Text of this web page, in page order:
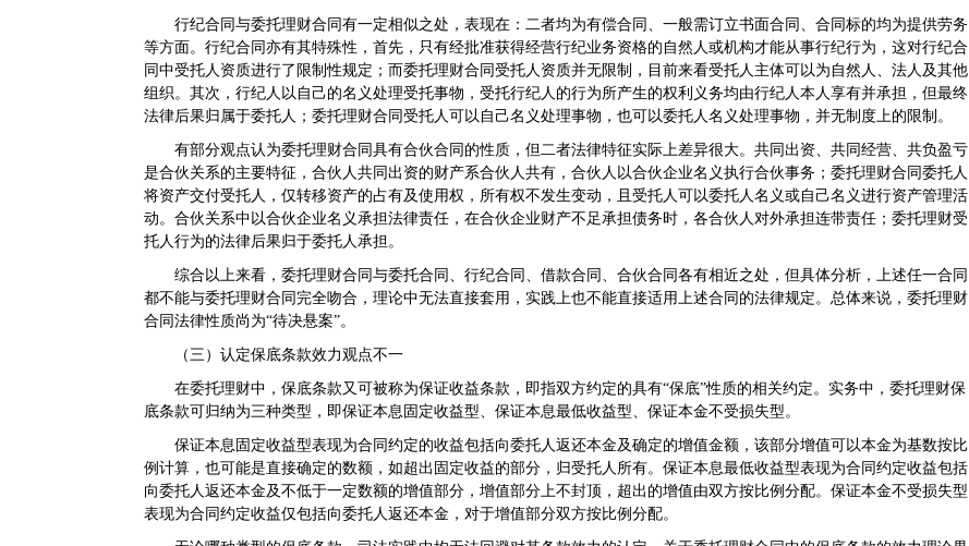
行纪合同与委托理财合同有一定相似之处，表现在：二者均为有偿合同、一般需订立书面合同、合同标的均为提供劳务
等方面。行纪合同亦有其特殊性，首先，只有经批准获得经营行纪业务资格的自然人或机构才能从事行纪行为，这对行纪合
同中受托人资质进行了限制性规定；而委托理财合同受托人资质并无限制，目前来看受托人主体可以为自然人、法人及其他
组织。其次，行纪人以自己的名义处理受托事物，受托行纪人的行为所产生的权利义务均由行纪人本人享有并承担，但最终
法律后果归属于委托人；委托理财合同受托人可以自己名义处理事物，也可以委托人名义处理事物，并无制度上的限制。
有部分观点认为委托理财合同具有合伙合同的性质，但二者法律特征实际上差异很大。共同出资、共同经营、共负盈亏
是合伙关系的主要特征，合伙人共同出资的财产系合伙人共有，合伙人以合伙企业名义执行合伙事务；委托理财合同委托人
将资产交付受托人，仅转移资产的占有及使用权，所有权不发生变动，且受托人可以委托人名义或自己名义进行资产管理活
动。合伙关系中以合伙企业名义承担法律责任，在合伙企业财产不足承担债务时，各合伙人对外承担连带责任；委托理财受
托人行为的法律后果归于委托人承担。
综合以上来看，委托理财合同与委托合同、行纪合同、借款合同、合伙合同各有相近之处，但具体分析，上述任一合同
都不能与委托理财合同完全吻合，理论中无法直接套用，实践上也不能直接适用上述合同的法律规定。总体来说，委托理财
合同法律性质尚为“待决悬案”。
（三）认定保底条款效力观点不一
在委托理财中，保底条款又可被称为保证收益条款，即指双方约定的具有“保底”性质的相关约定。实务中，委托理财保
底条款可归纳为三种类型，即保证本息固定收益型、保证本息最低收益型、保证本金不受损失型。
保证本息固定收益型表现为合同约定的收益包括向委托人返还本金及确定的增值金额，该部分增值可以本金为基数按比
例计算，也可能是直接确定的数额，如超出固定收益的部分，归受托人所有。保证本息最低收益型表现为合同约定收益包括
向委托人返还本金及不低于一定数额的增值部分，增值部分上不封顶，超出的增值由双方按比例分配。保证本金不受损失型
表现为合同约定收益仅包括向委托人返还本金，对于增值部分双方按比例分配。